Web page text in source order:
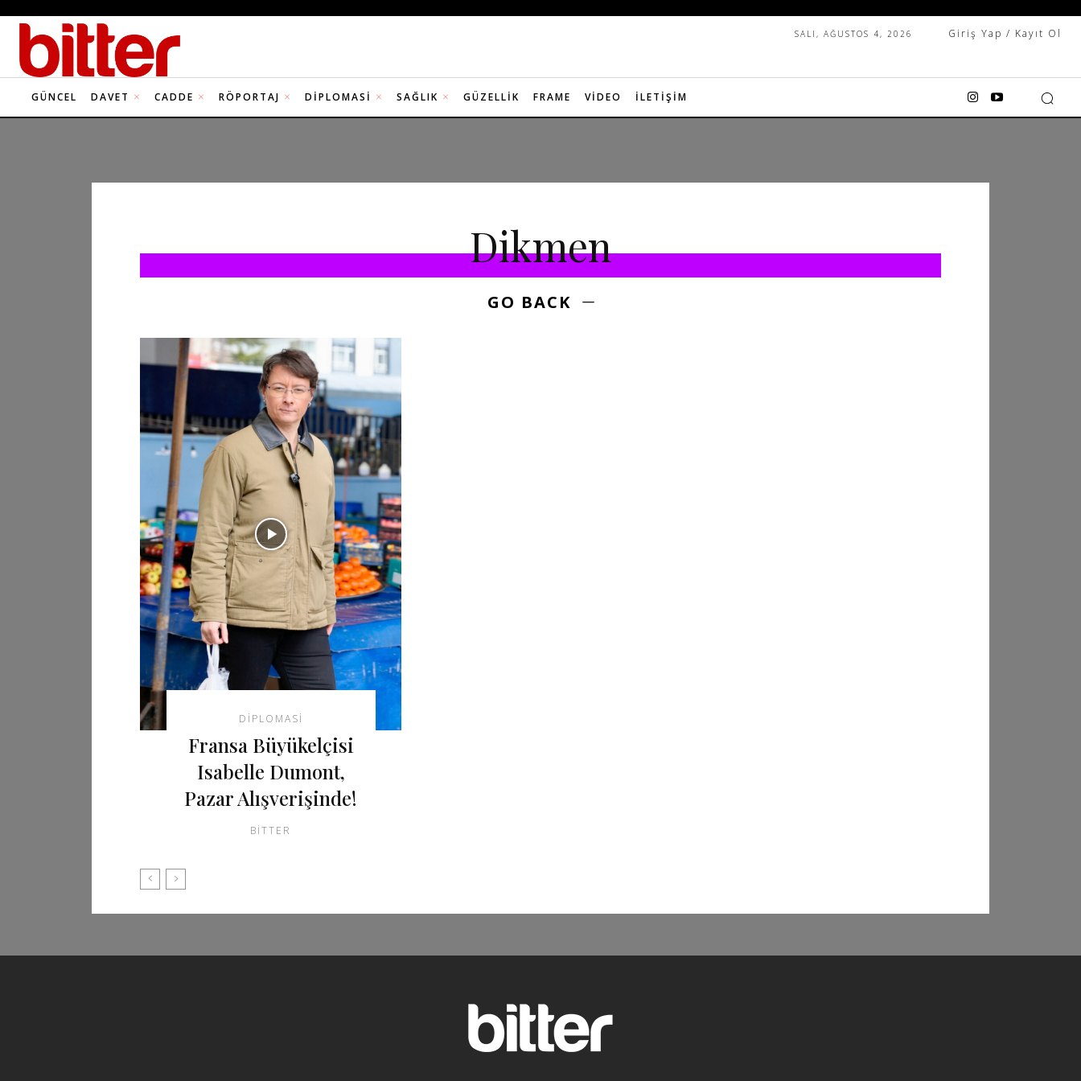
SALI, AĞUSTOS 4, 2026 Giriş Yap / Kayıt Ol
GÜNCEL DAVET CADDE RÖPORTAJ DIPLOMASI SAĞLIK GÜZELLIK FRAME VIDEO İLETIŞIM
Dikmen
GO BACK
DIPLOMASI
Fransa Büyükelçisi
Isabelle Dumont,
Pazar Alışverişinde!
BITTER